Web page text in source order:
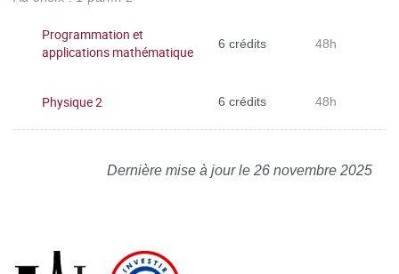
Programmation et
applications mathématique
6 crédits 48h
Physique 2 6 crédits 48h
Dernière mise à jour le 26 novembre 2025